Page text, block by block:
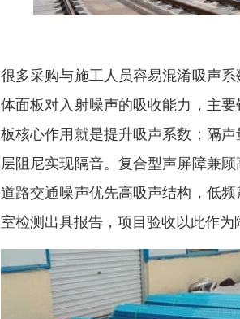
很多采购与施工人员容易混淆吸声
体面板对入射噪声的吸收能力，主
板核心作用就是提升吸声系数；隔
层阻尼实现隔音。复合型声屏障兼
道路交通噪声优先高吸声结构，低
室检测出具报告，项目验收以此作